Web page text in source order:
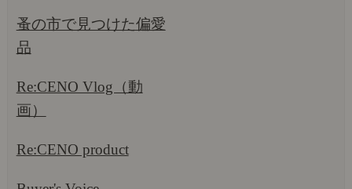
蚤の市で見つけた偏愛
品
Re:CENO Vlog（動
画）
Re:CENO product